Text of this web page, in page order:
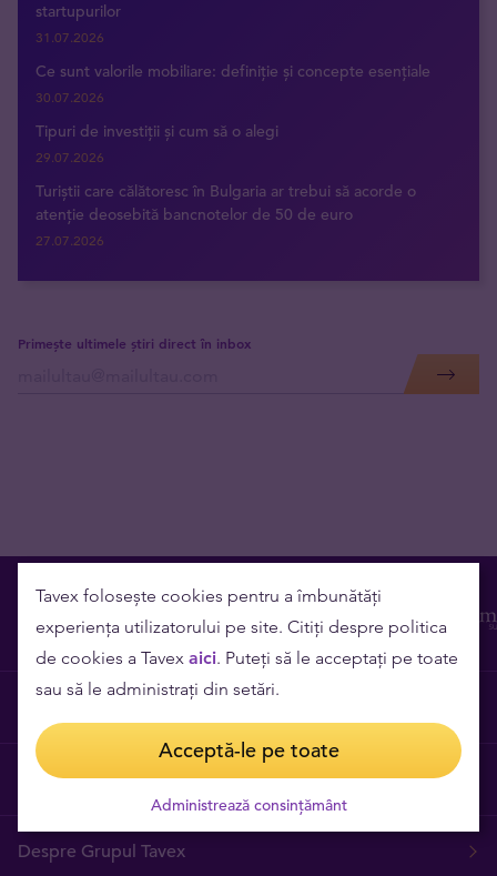
startupurilor
31.07.2026
Ce sunt valorile mobiliare: definiție și concepte esențiale
30.07.2026
Tipuri de investiții și cum să o alegi
29.07.2026
Turiștii care călătoresc în Bulgaria ar trebui să acorde o
atenție deosebită bancnotelor de 50 de euro
27.07.2026
Primește ultimele știri direct în inbox
Cariere
Despre Grupul Tavex
Tavex folosește cookies pentru a îmbunătăți
experiența utilizatorului pe site. Citiți despre politica
de cookies a Tavex aici. Puteți să le acceptați pe toate
sau să le administrați din setări.
Acceptă-le pe toate
Administrează consințământ